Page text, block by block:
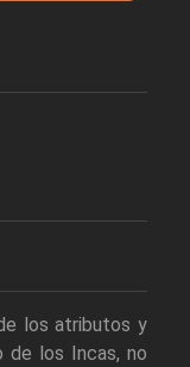
los atributos y
de los Incas, no